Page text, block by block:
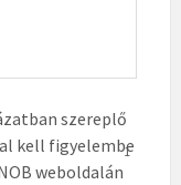
szereplő
kell figyelembe
weboldalán
1